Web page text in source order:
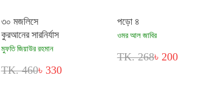
৩০ মজলিসে
কুরআনের সারনির্যাস
মুফতি জিয়াউর রহমান
TK. 460৳ 330
পড়ো ৪
ওমর আল জাবির
TK. 268৳ 200